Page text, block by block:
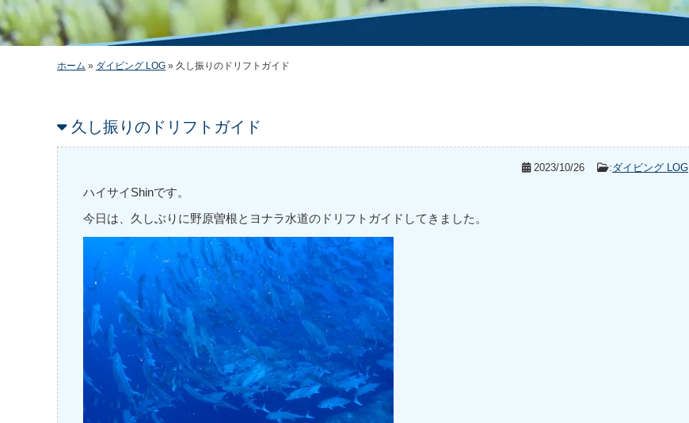
ホーム » ダイビング LOG » 久し振りのドリフトガイド
久し振りのドリフトガイド
2023/10/26 :ダイビング LOG
ハイサイShinです。
今日は、久しぶりに野原曽根とヨナラ水道のドリフトガイドしてきました。